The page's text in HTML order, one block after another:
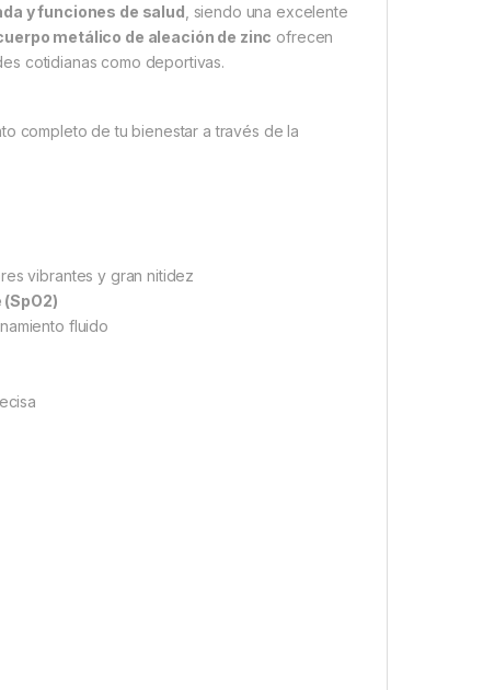
y funciones de salud , siendo una excelente
metálico de aleación de zinc ofrecen
cotidianas como deportivas.
completo de tu bienestar a través de la
vibrantes y gran nitidez
fluido